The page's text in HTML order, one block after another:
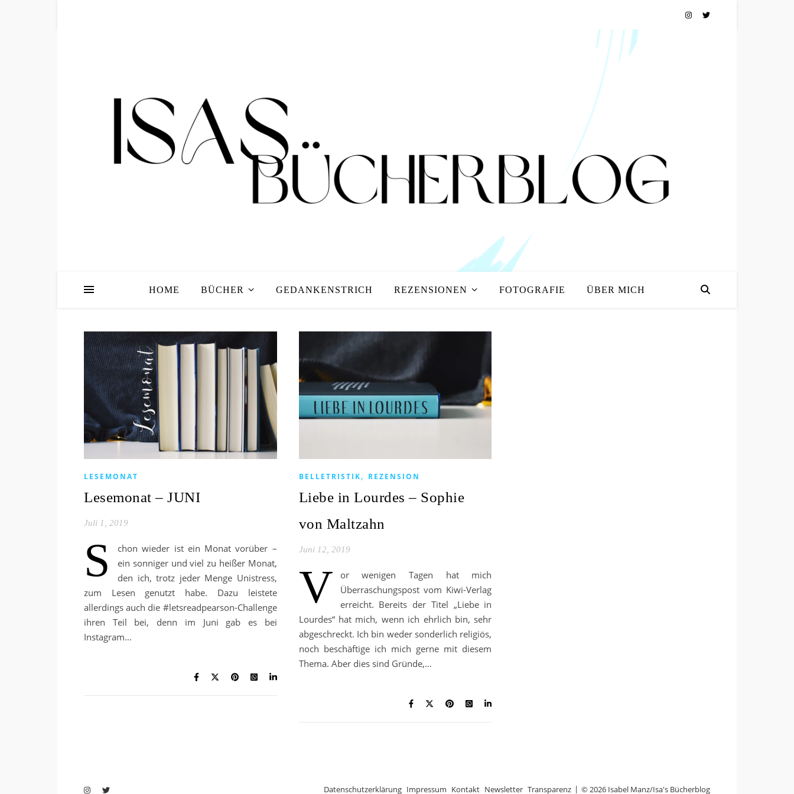
HOME BÜCHER GEDANKENSTRICH REZENSIONEN FOTOGRAFIE ÜBER MICH
LESEMONAT
Lesemonat – JUNI
Juli 1, 2019
S
chon wieder ist ein Monat vorüber –
ein sonniger und viel zu heißer Monat,
den ich, trotz jeder Menge Unistress,
zum Lesen genutzt habe. Dazu leistete
allerdings auch die #letsreadpearson-Challenge
ihren Teil bei, denn im Juni gab es bei
Instagram…
BELLETRISTIK, REZENSION
Liebe in Lourdes – Sophie
von Maltzahn
Juni 12, 2019
V
or wenigen Tagen hat mich
Überraschungspost vom Kiwi-Verlag
erreicht. Bereits der Titel „Liebe in
Lourdes“ hat mich, wenn ich ehrlich bin, sehr
abgeschreckt. Ich bin weder sonderlich religiös,
noch beschäftige ich mich gerne mit diesem
Thema. Aber dies sind Gründe,…
© 2026 Isabel Manz/Isa's Bücherblog
Datenschutzerklärung Impressum Kontakt Newsletter Transparenz